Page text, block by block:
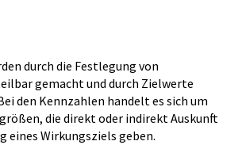
durch die Festlegung von
gemacht und durch Zielwerte
den Kennzahlen handelt es sich um
die direkt oder indirekt Auskunft
eines Wirkungsziels geben.